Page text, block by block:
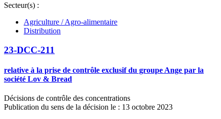
Secteur(s) :
Agriculture / Agro-alimentaire
Distribution
23-DCC-211
relative à la prise de contrôle exclusif du groupe Ange par la
société Lov & Bread
Décisions de contrôle des concentrations
Publication du sens de la décision le : 13 octobre 2023